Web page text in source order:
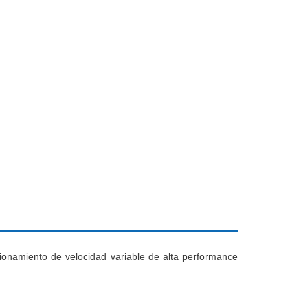
de velocidad variable de alta performance